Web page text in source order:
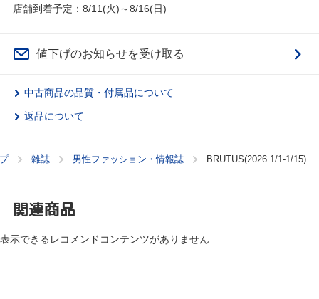
店舗到着予定：8/11(火)～8/16(日)
値下げのお知らせを受け取る
中古商品の品質・付属品について
返品について
雑誌 男性ファッション・情報誌 BRUTUS(2026 1/1-1/15)
関連商品
表示できるレコメンドコンテンツがありません